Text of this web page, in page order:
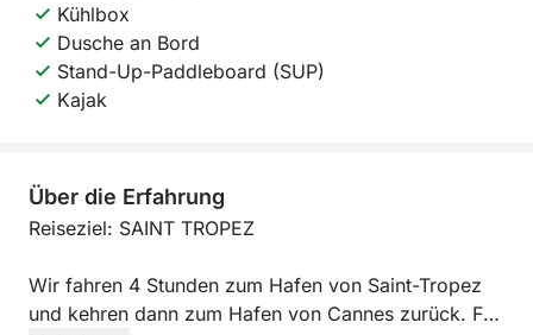
Kühlbox
Dusche an Bord
Stand-Up-Paddleboard (SUP)
Kajak
Über die Erfahrung
Reiseziel: SAINT TROPEZ
Wir fahren 4 Stunden zum Hafen von Saint-Tropez
und kehren dann zum Hafen von Cannes zurück. Für